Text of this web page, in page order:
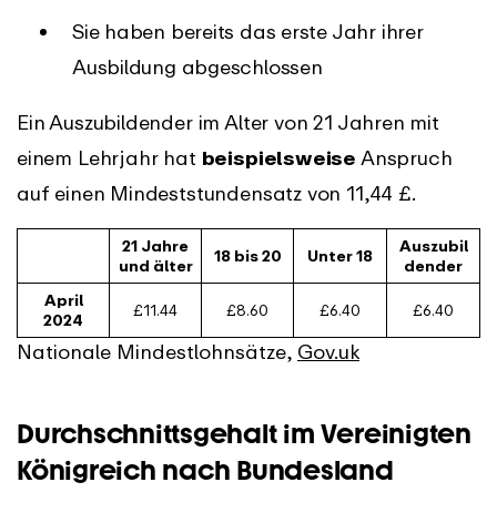
Sie haben bereits das erste Jahr ihrer
Ausbildung abgeschlossen
Ein Auszubildender im Alter von 21 Jahren mit
einem Lehrjahr hat beispielsweise Anspruch
auf einen Mindeststundensatz von 11,44 £.
21 Jahre
und älter
18 bis 20 Unter 18
Auszubil
dender
April
2024
£11.44 £8.60 £6.40 £6.40
Nationale Mindestlohnsätze, Gov.uk
Durchschnittsgehalt im Vereinigten
Königreich nach Bundesland